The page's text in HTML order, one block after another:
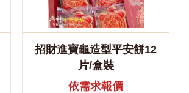
招財進寶龜造型平安餅12
片/盒裝
依需求報價